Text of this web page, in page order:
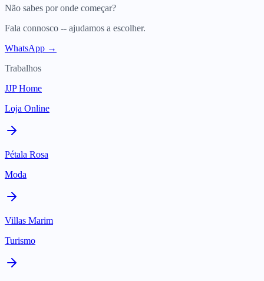
Não sabes por onde começar?
Fala connosco -- ajudamos a escolher.
WhatsApp →
Trabalhos
JJP Home
Loja Online
Pétala Rosa
Moda
Villas Marim
Turismo